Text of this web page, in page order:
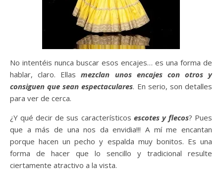
No intentéis nunca buscar esos encajes… es una forma de
hablar, claro. Ellasmezclan unos encajes con otros y
consiguen que sean espectaculares. En serio, son detalles
para ver de cerca.
¿Y qué decir de sus característicos escotes y flecos? Pues
que a más de una nos da envidia!!! A mí me encantan
porque hacen un pecho y espalda muy bonitos. Es una
forma de hacer que lo sencillo y tradicional resulte
ciertamente atractivo a la vista.